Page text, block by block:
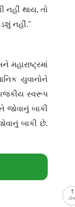
નહીં થાય, તો
નહીં."
યુવાનોને
સ્વરૂપ
જોવાનું બાકી
બાકી છે.